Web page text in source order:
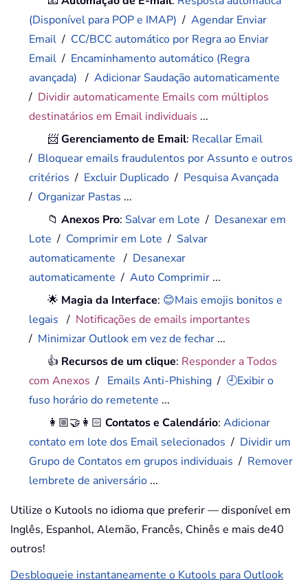
(Disponível para POP e IMAP) /Agendar Enviar
Email / CC/BCC automático por Regra ao Enviar
Email / Encaminhamento automático (Regra
avançada) /Adicionar Saudação automaticamente
/ Dividir automaticamente Emails com múltiplos
destinatários em Email individuais ...
📨Gerenciamento de Email: Recallar Email
/ Bloquear emails fraudulentos por Assunto e outros
critérios / Excluir Duplicado / Pesquisa Avançada
/ Organizar Pastas ...
📁Anexos Pro: Salvar em Lote / Desanexar em
Lote / Comprimir em Lote / Salvar
automaticamente / Desanexar
automaticamente /Auto Comprimir ...
🌟 Magia da Interface: 😊Mais emojis bonitos e
legais / Notificações de emails importantes
/ Minimizar Outlook em vez de fechar ...
👍 Recursos de um clique: Responder a Todos
com Anexos / Emails Anti-Phishing / 🕘Exibir o
fuso horário do remetente ...
👩🏼‍🤝‍👩🏻Contatos e Calendário:Adicionar
contato em lote dos Email selecionados / Dividir um
Grupo de Contatos em grupos individuais / Remover
lembrete de aniversário ...
Utilize o Kutools no idioma que preferir — disponível em
Inglês, Espanhol, Alemão, Francês, Chinês e mais de40
outros!
Desbloqueie instantaneamente o Kutools para Outlook